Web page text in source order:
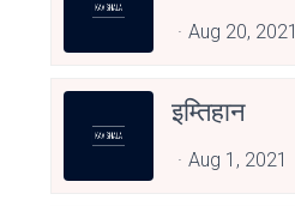
Aug 20, 2021
इम्तिहान
Aug 1, 2021